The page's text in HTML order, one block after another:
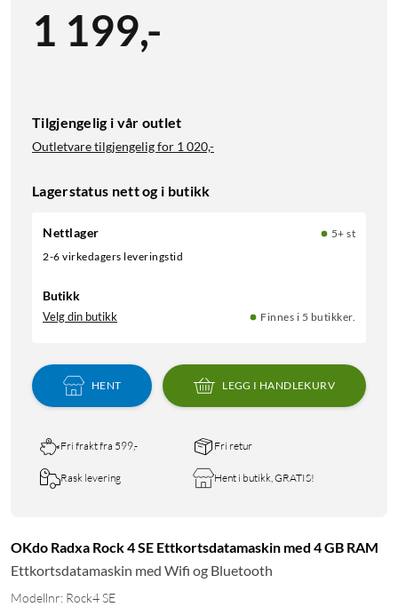
1 199,-
Tilgjengelig i vår outlet
Outletvare tilgjengelig for 1 020,-
Lagerstatus nett og i butikk
Nettlager
5+ st
2-6 virkedagers leveringstid
Butikk
Velg din butikk Finnes i 5 butikker.
HENT LEGG I HANDLEKURV
Fri frakt fra 599,- Fri retur
Rask levering Hent i butikk, GRATIS!
OKdo Radxa Rock 4 SE Ettkortsdatamaskin med 4 GB RAM
Ettkortsdatamaskin med Wifi og Bluetooth
Modellnr: Rock4 SE